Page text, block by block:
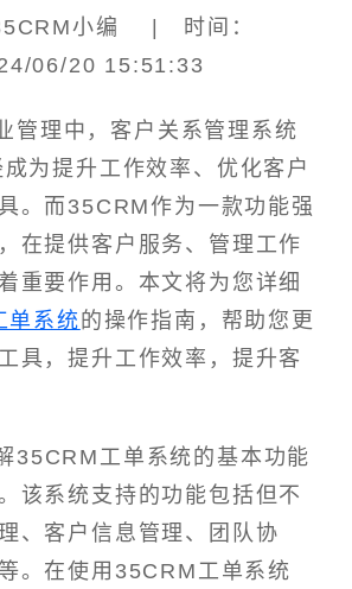
小编 | 时间：
06/20 15:51:33
管理中，客户关系管理系统
成为提升工作效率、优化客户
。而35CRM作为一款功能强
在提供客户服务、管理工作
重要作用。本文将为您详细
单系统的操作指南，帮助您更
具，提升工作效率，提升客
35CRM工单系统的基本功能
该系统支持的功能包括但不
、客户信息管理、团队协
。在使用35CRM工单系统